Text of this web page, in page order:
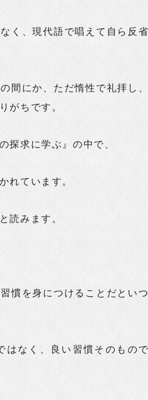
く、現代語で唱えて自ら反
間にか、ただ惰性で礼拝し
がちです。
求に学ぶ』の中で、
れています。
読みます。
慣を身につけることだとい
はなく、良い習慣そのもの